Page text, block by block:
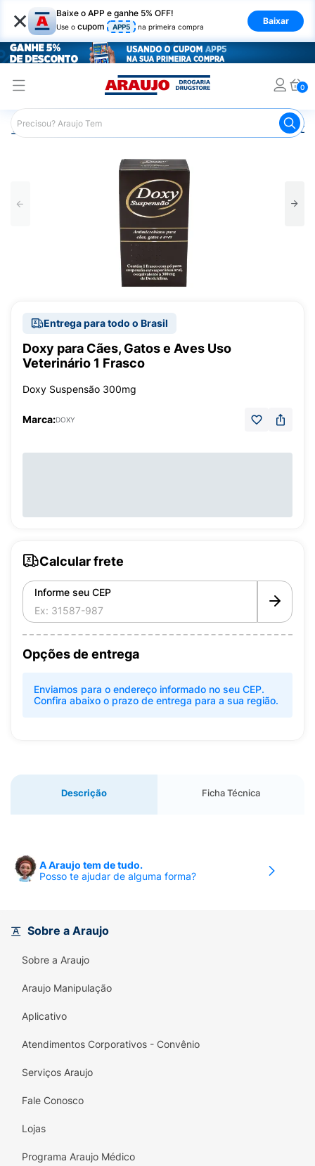
× Baixe o APP e ganhe 5% OFF!
Use o cupom APP5 na primeira compra
Baixar
0
Araujo Pet Shop Antibiótico Canino
Entrega para todo o Brasil
Doxy para Cães, Gatos e Aves Uso
Veterinário 1 Frasco
Doxy Suspensão 300mg
Marca:DOXY
Calcular frete
Informe seu CEP
Opções de entrega
Enviamos para o endereço informado no seu CEP.
Confira abaixo o prazo de entrega para a sua região.
Descrição Ficha Técnica
A Araujo tem de tudo.
Posso te ajudar de alguma forma?
Sobre a Araujo
Sobre a Araujo
Araujo Manipulação
Aplicativo
Atendimentos Corporativos - Convênio
Serviços Araujo
Fale Conosco
Lojas
Programa Araujo Médico